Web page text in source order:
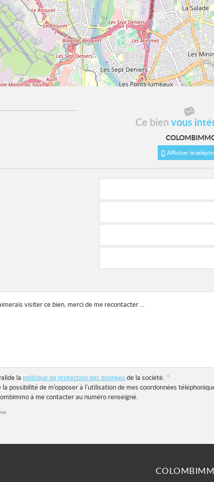
Ce bien vous
Afficher le
la politique de protection des données de la société. *
la possibilité de m'opposer à l'utilisation de mes coordonnées
à me contacter au numéro renseigné.